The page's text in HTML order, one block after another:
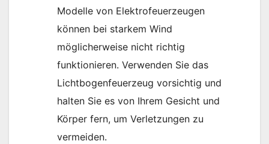
Modelle von Elektrofeuerzeugen
können bei starkem Wind
möglicherweise nicht richtig
funktionieren. Verwenden Sie das
Lichtbogenfeuerzeug vorsichtig und
halten Sie es von Ihrem Gesicht und
Körper fern, um Verletzungen zu
vermeiden.